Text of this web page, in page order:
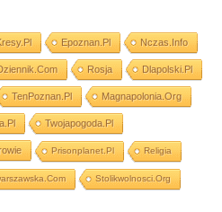
Epoznan.pl Nczas.info
Rosja Dlapolski.pl
TenPoznan.pl Magnapolonia.org
Twojapogoda.pl
Prisonplanet.pl Religia
Stolikwolnosci.org